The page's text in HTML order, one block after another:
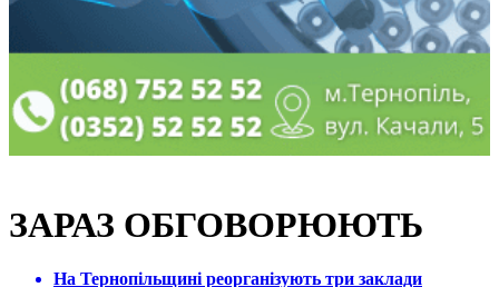
ЗАРАЗ ОБГОВОРЮЮТЬ
На Тернопільщині реорганізують три заклади